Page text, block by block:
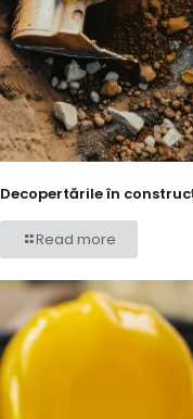
Decopertările în
Read more